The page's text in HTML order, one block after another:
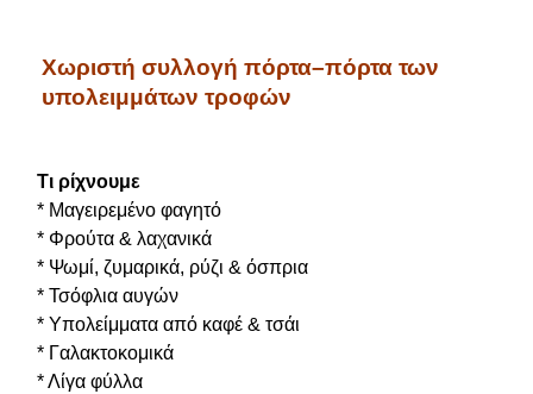
Χωριστή συλλογή πόρτα–πόρτα των
υπολειμμάτων τροφών
Τι ρίχνουμε
* Μαγειρεμένο φαγητό
* Φρούτα & λαχανικά
* Ψωμί, ζυμαρικά, ρύζι & όσπρια
* Τσόφλια αυγών
* Υπολείμματα από καφέ & τσάι
* Γαλακτοκομικά
* Λίγα φύλλα